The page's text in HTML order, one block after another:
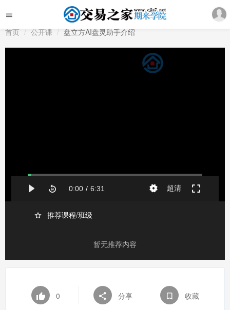
首页 公开课 盘立方AI盘灵助手介绍
推荐课程/班级
暂无推荐内容
0 分享 收藏